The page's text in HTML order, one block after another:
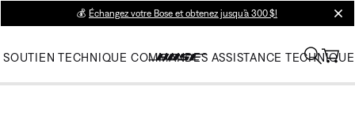
💰 Échangez votre Bose et obtenez jusqu’à 300 $!
SOUTIEN TECHNIQUE COMMANDES ASSISTANCE TECHNIQUE